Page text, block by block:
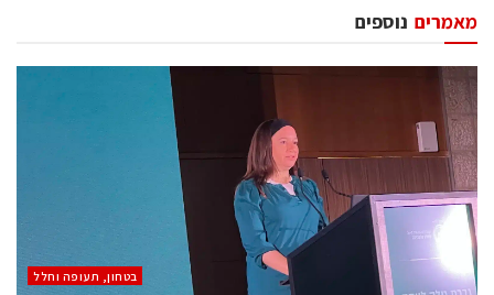
נוספים מאמרים
בטחון, תעופה וחלל